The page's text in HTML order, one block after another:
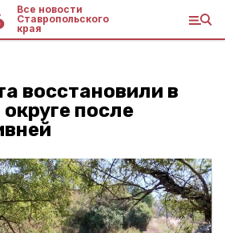
Все новости
Ставропольского
края
восстановили в
после